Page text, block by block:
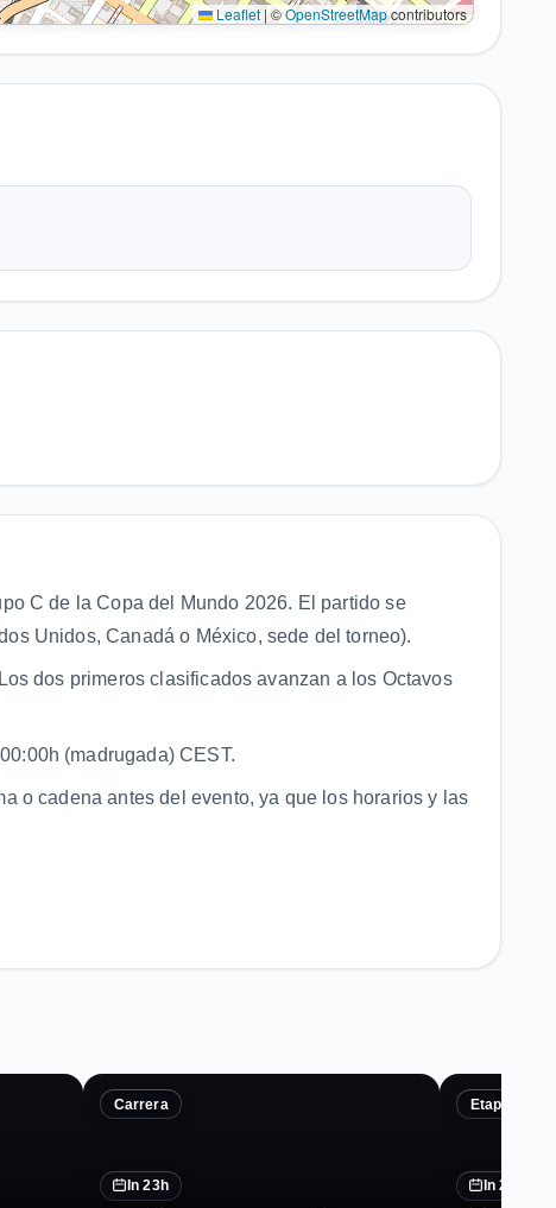
Leaflet | ©OpenStreetMapcontributors
C de la Copa del Mundo 2026. El partido se
Unidos, Canadá o México, sede del torneo).
dos primeros clasificados avanzan a los Octavos
(madrugada) CEST.
o cadena antes del evento, ya que los horarios y las
Carrera
In 23h
Etapa 9 ·
In 23h